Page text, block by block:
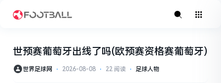
世预赛葡萄牙出线了吗(欧预赛资格赛葡萄牙)
世界足球网 ⋅ 2026-08-08 ⋅ 22 阅读 ⋅ 足球人物